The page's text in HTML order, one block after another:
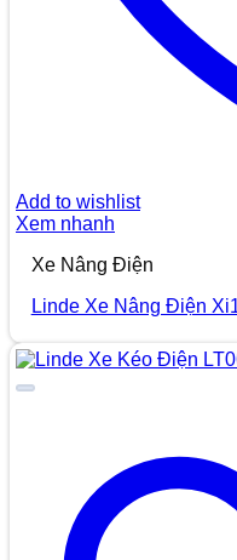
Add to wishlist
Xem nhanh
Xe Nâng Điện
Linde Xe Nâng Điện